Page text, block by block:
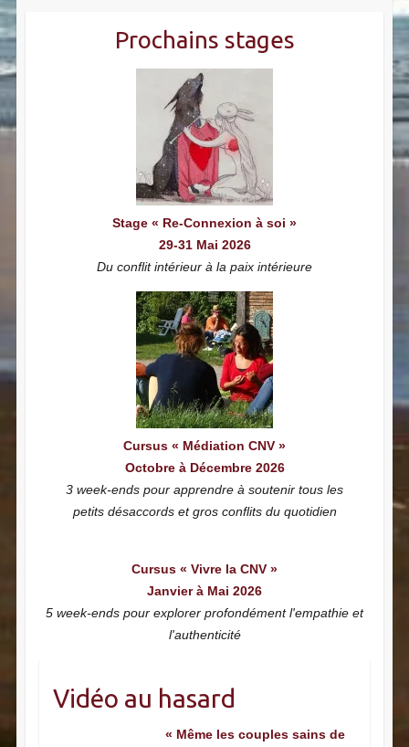
Prochains stages
Stage « Re-Connexion à soi »
29-31 Mai 2026
Du conflit intérieur à la paix intérieure
Cursus « Médiation CNV »
Octobre à Décembre 2026
3 week-ends pour apprendre à soutenir tous les
petits désaccords et gros conflits du quotidien
Cursus « Vivre la CNV »
Janvier à Mai 2026
5 week-ends pour explorer profondément l'empathie et
l'authenticité
Vidéo au hasard
« Même les couples sains de